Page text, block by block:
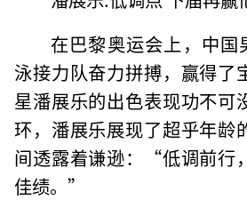
在巴黎奥运会上，中国
泳接力队奋力拼搏，赢得了
星潘展乐的出色表现功不可
环，潘展乐展现了超乎年龄
间透露着谦逊：“低调前行
佳绩。”